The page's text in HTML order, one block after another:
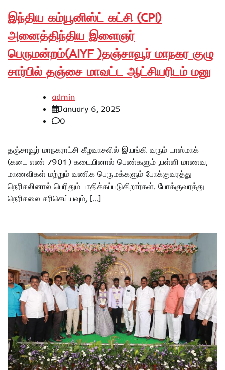
இந்திய கம்யூனிஸ்ட் கட்சி (CPI)
அனைத்திந்திய இளைஞர்
பெருமன்றம்(AIYF )தஞ்சாவூர் மாநகர குழு
சார்பில் தஞ்சை மாவட்ட ஆட்சியரிடம் மனு
admin
January 6, 2025
0
தஞ்சாவூர் மாநகராட்சி கீழவாசலில் இயங்கி வரும் டாஸ்மாக்
(கடை எண் 7901 ) கடையினால் பெண்களும் ,பள்ளி மாணவ,
மாணவிகள் மற்றும் வணிக பெருமக்களும் போக்குவரத்து
நெரிசலினால் பெரிதும் பாதிக்கப்படுகிறார்கள். போக்குவரத்து
நெரிசலை சரிசெய்யவும், […]